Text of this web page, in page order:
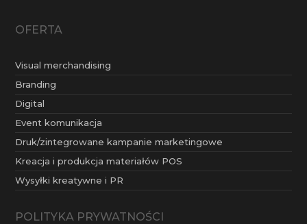
OFERTA
Visual merchandising
Branding
Digital
Event komunikacja
Druk/zintegrowane kampanie marketingowe
Kreacja i produkcja materiałów POS
Wysyłki kreatywne i PR
POLITYKA PRYWATNOŚCI